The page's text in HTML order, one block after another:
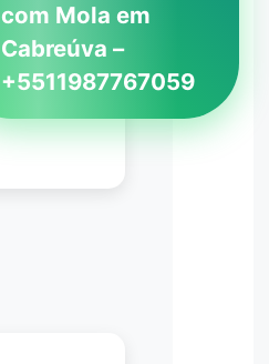
com Mola em
Cabreúva –
+5511987767059